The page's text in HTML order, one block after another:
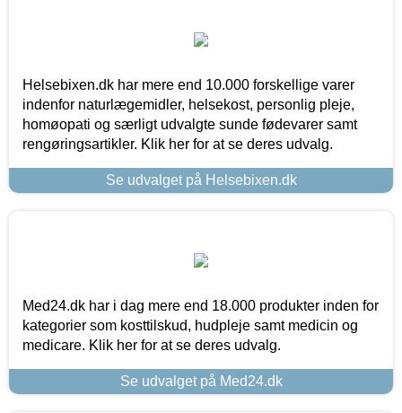
Helsebixen.dk har mere end 10.000 forskellige varer
indenfor naturlægemidler, helsekost, personlig pleje,
homøopati og særligt udvalgte sunde fødevarer samt
rengøringsartikler. Klik her for at se deres udvalg.
Se udvalget på Helsebixen.dk
Med24.dk har i dag mere end 18.000 produkter inden for
kategorier som kosttilskud, hudpleje samt medicin og
medicare. Klik her for at se deres udvalg.
Se udvalget på Med24.dk